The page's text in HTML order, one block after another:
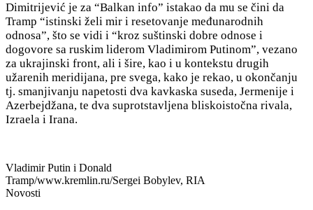
Dimitrijević je za “Balkan info” istakao da mu se čini da
Tramp “istinski želi mir i resetovanje međunarodnih
odnosa”, što se vidi i “kroz suštinski dobre odnose i
dogovore sa ruskim liderom Vladimirom Putinom”, vezano
za ukrajinski front, ali i šire, kao i u kontekstu drugih
užarenih meridijana, pre svega, kako je rekao, u okončanju
tj. smanjivanju napetosti dva kavkaska suseda, Jermenije i
Azerbejdžana, te dva suprotstavljena bliskoistočna rivala,
Izraela i Irana.
Vladimir Putin i Donald
Tramp/www.kremlin.ru/Sergei Bobylev, RIA
Novosti